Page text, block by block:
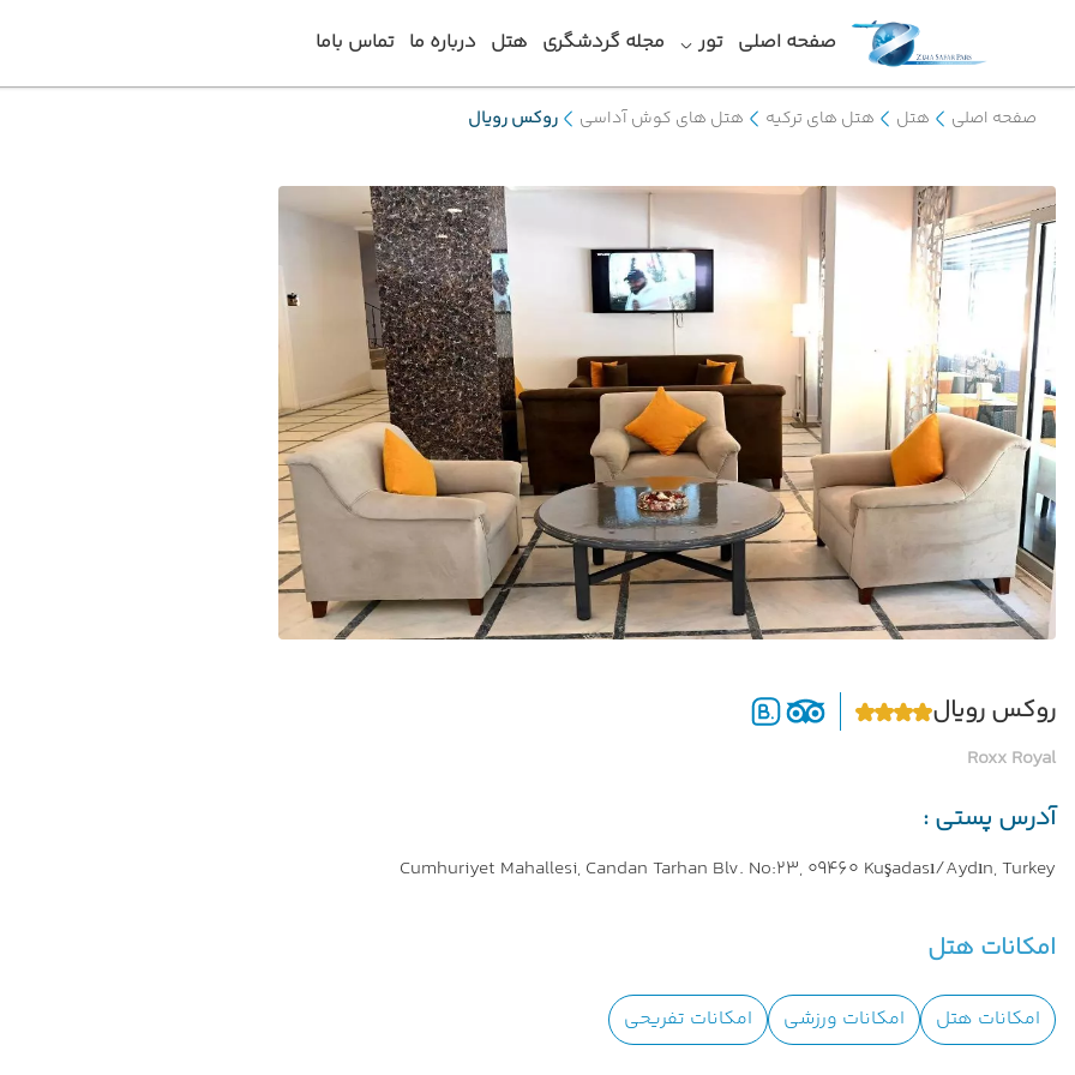
صفحه اصلی تور مجله گردشگری هتل درباره ما تماس باما
صفحه اصلی هتل هتل های ترکیه هتل های کوش آداسی روکس رویال
روکس رویال
Roxx Royal
آدرس پستی :
Cumhuriyet Mahallesi, Candan Tarhan Blv. No:23, 09460 Kuşadası/Aydın, Turkey
امکانات هتل
امکانات هتل امکانات ورزشی امکانات تفریحی